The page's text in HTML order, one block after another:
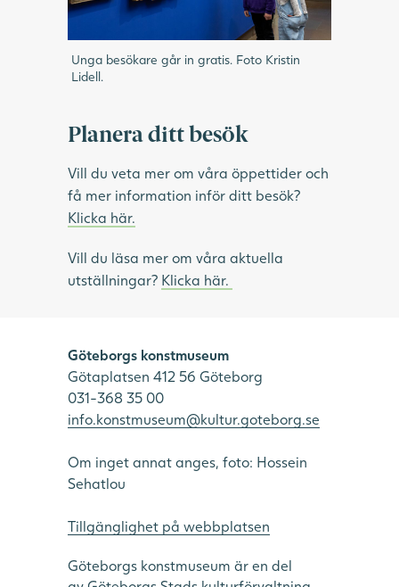
Unga besökare går in gratis. Foto Kristin
Lidell.
Planera ditt besök
Vill du veta mer om våra öppettider och
få mer information inför ditt besök?
Klicka här.
Vill du läsa mer om våra aktuella
utställningar? Klicka här.
Göteborgs konstmuseum
Götaplatsen 412 56 Göteborg
031-368 35 00
info.konstmuseum@kultur.goteborg.se
Om inget annat anges, foto: Hossein
Sehatlou
Tillgänglighet på webbplatsen
Göteborgs konstmuseum är en del